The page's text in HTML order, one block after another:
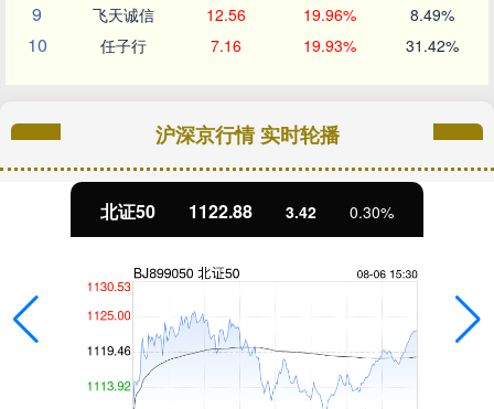
9 飞天诚信 12.56 19.96% 8.49%
10 任子行 7.16 19.93% 31.42%
沪深京行情 实时轮播
北证50 1122.88 3.42 0.30%